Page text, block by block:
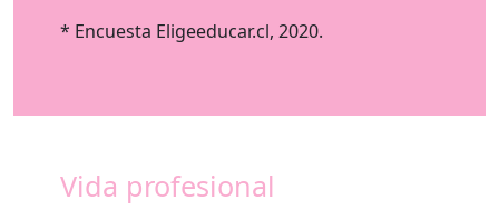
* Encuesta Eligeeducar.cl, 2020.
Vida profesional